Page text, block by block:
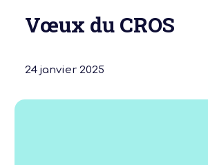
Vœux du CROS
24 janvier 2025